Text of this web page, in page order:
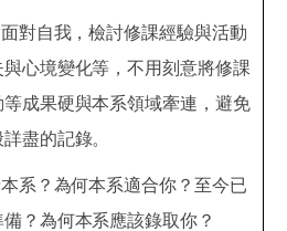
對自我，檢討修課經驗與活動
心境變化等，不用刻意將修課
成果硬與本系領域牽連，避免
盡的記錄。
系？為何本系適合你？至今已
？為何本系應該錄取你？